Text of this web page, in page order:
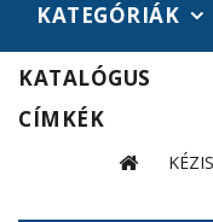
KATEGÓRIÁK
KATALÓGUS
CÍMKÉK